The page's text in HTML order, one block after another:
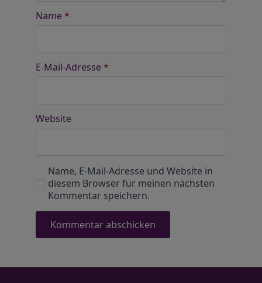
Name *
E-Mail-Adresse *
Website
Name, E-Mail-Adresse und Website in
diesem Browser für meinen nächsten
Kommentar speichern.